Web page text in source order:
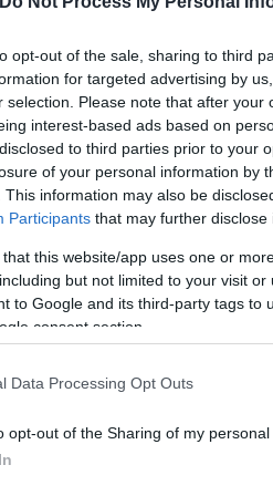
opt-out of the sale, sharing to third
for targeted advertising by
selection. Please note that after
interest-based ads based on
to third parties prior to your
of your personal information by
This information may also be
Participants that may further disclose
that this website/app uses one or
but not limited to your visit
to Google and its third-party tags to
consent section.
Data Processing Opt Outs
opt-out of the Sharing of my personal
που αλλάζει,
από στέλεχος σε